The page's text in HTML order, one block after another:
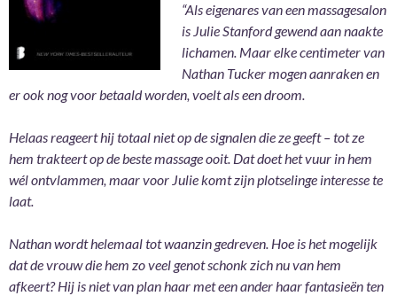
“Als eigenares van een massagesalon
is Julie Stanford gewend aan naakte
lichamen. Maar elke centimeter van
Nathan Tucker mogen aanraken en
er ook nog voor betaald worden, voelt als een droom.
Helaas reageert hij totaal niet op de signalen die ze geeft – tot ze
hem trakteert op de beste massage ooit. Dat doet het vuur in hem
wél ontvlammen, maar voor Julie komt zijn plotselinge interesse te
laat.
Nathan wordt helemaal tot waanzin gedreven. Hoe is het mogelijk
dat de vrouw die hem zo veel genot schonk zich nu van hem
afkeert? Hij is niet van plan haar met een ander haar fantasieën ten